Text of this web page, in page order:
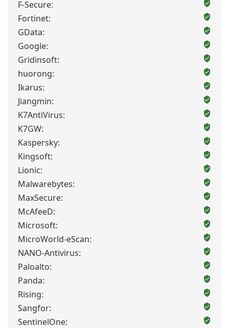
F-Secure:
Fortinet:
GData:
Google:
Gridinsoft:
huorong:
Ikarus:
Jiangmin:
K7AntiVirus:
K7GW:
Kaspersky:
Kingsoft:
Lionic:
Malwarebytes:
MaxSecure:
McAfeeD:
Microsoft:
MicroWorld-eScan:
NANO-Antivirus:
Paloalto:
Panda:
Rising:
Sangfor:
SentinelOne: